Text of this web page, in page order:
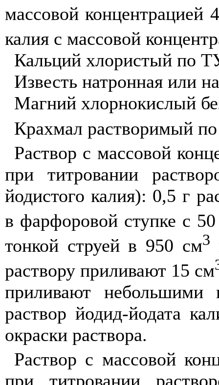
массовой концентрацией
калия с массовой
Кальций хлористый по
Известь натронная или
Магний хлорнокислый
Крахмал растворимый
Раствор с массовой
при титровании
йодистого калия): 0,5 г
в фарфоровой ступке с
тонкой струей в 950 см3
раствору приливают 15 см
приливают небольшими
раствор йодид-йодата
окраски раствора.
Раствор с массовой
при титровании